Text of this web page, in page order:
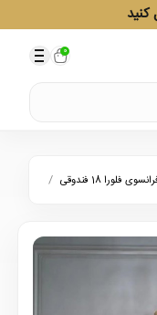
کنید
0
فلورا 18 فندوقی /